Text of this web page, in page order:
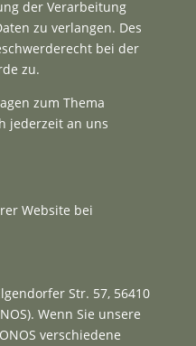
der Verarbeitung
zu verlangen. Des
bei der
zu.
zum Thema
jederzeit an uns
Website bei
Str. 57, 56410
Wenn Sie unsere
verschiedene